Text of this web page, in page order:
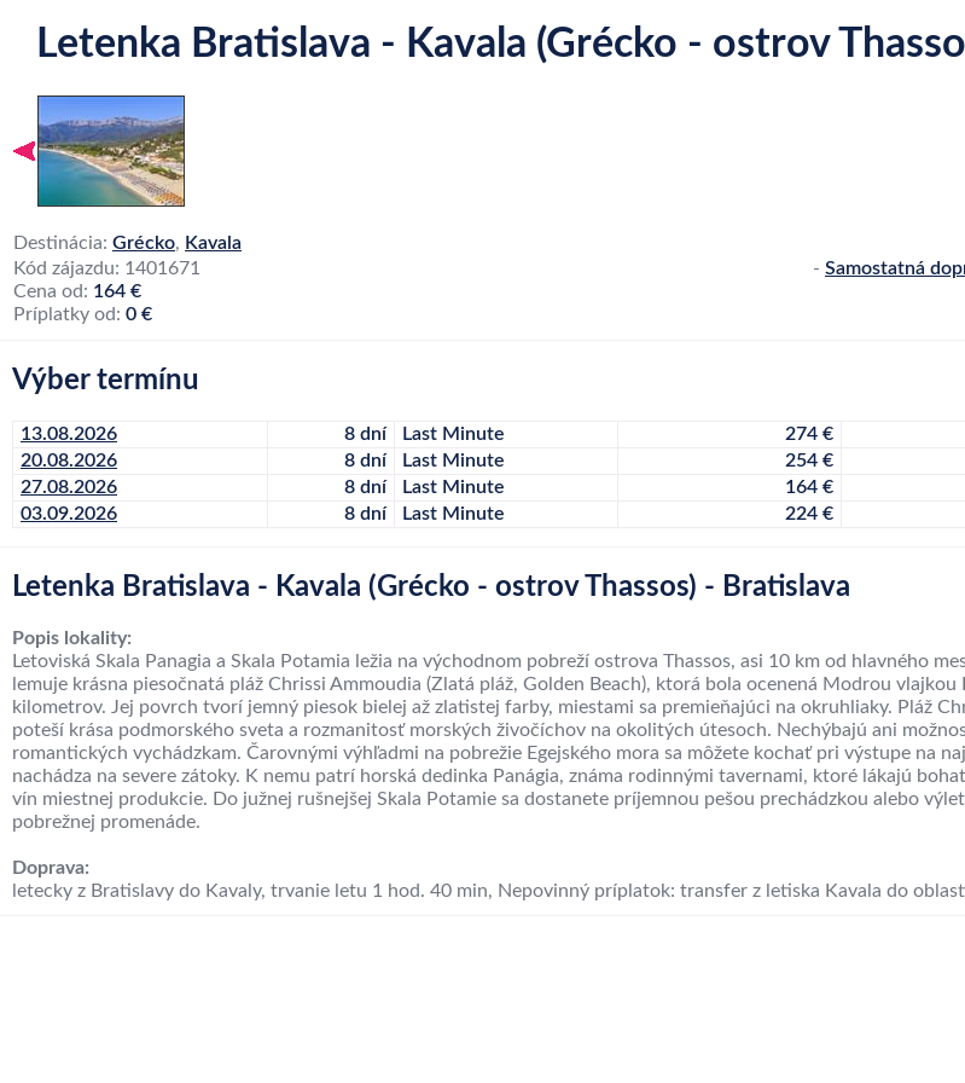
Letenka Bratislava - Kavala (Grécko - ostrov
Destinácia: Grécko, Kavala
Kód zájazdu: 1401671
Cena od: 164 €
Príplatky od: 0 €
- Samostatná
Výber termínu
13.08.2026 8 dní Last Minute 274 €
20.08.2026
8 dní Last Minute 254 €
27.08.2026
8 dní Last Minute 164 €
03.09.2026
8 dní Last Minute 224 €
Letenka Bratislava - Kavala (Grécko - ostrov Thassos) - Bratislava
Popis lokality:
Letoviská Skala Panagia a Skala Potamia ležia na východnom pobreží ostrova Thassos, asi 10 km od hlavného
lemuje krásna piesočnatá pláž Chrissi Ammoudia (Zlatá pláž, Golden Beach), ktorá bola ocenená Modrou
kilometrov. Jej povrch tvorí jemný piesok bielej až zlatistej farby, miestami sa premieňajúci na okruhliaky. Pláž
poteší krása podmorského sveta a rozmanitosť morských živočíchov na okolitých útesoch. Nechýbajú ani
romantických vychádzkam. Čarovnými výhľadmi na pobrežie Egejského mora sa môžete kochať pri výstupe na
nachádza na severe zátoky. K nemu patrí horská dedinka Panágia, známa rodinnými tavernami, ktoré lákajú
vín miestnej produkcie. Do južnej rušnejšej Skala Potamie sa dostanete príjemnou pešou prechádzkou alebo
pobrežnej promenáde.
Doprava:
letecky z Bratislavy do Kavaly, trvanie letu 1 hod. 40 min, Nepovinný príplatok: transfer z letiska Kavala do